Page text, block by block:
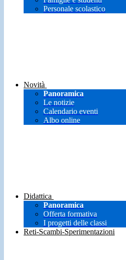
Personale scolastico
Novità
Panoramica
Le notizie
Calendario eventi
Albo online
Didattica
Panoramica
Offerta formativa
I progetti delle classi
Reti-Scambi-Sperimentazioni